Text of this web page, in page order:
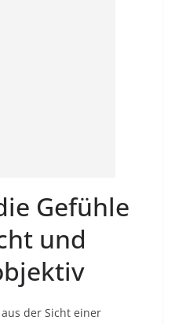
Gefühle
und
der Sicht einer